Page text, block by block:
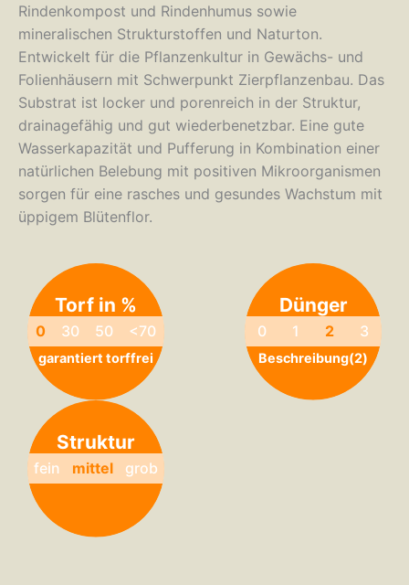
Rindenkompost und Rindenhumus sowie
mineralischen Strukturstoffen und Naturton.
Entwickelt für die Pflanzenkultur in Gewächs- und
Folienhäusern mit Schwerpunkt Zierpflanzenbau. Das
Substrat ist locker und porenreich in der Struktur,
drainagefähig und gut wiederbenetzbar. Eine gute
Wasserkapazität und Pufferung in Kombination einer
natürlichen Belebung mit positiven Mikroorganismen
sorgen für eine rasches und gesundes Wachstum mit
üppigem Blütenflor.
Torf in %
0 30 50 <70
garantiert torffrei
Dünger
0 1 2 3
Beschreibung(2)
Struktur
fein mittel grob